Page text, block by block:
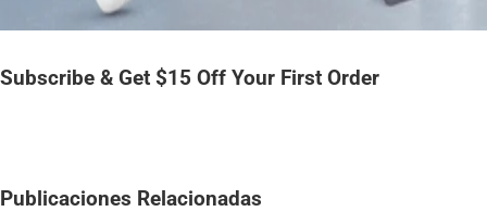
Subscribe & Get $15 Off Your First Order
Publicaciones Relacionadas